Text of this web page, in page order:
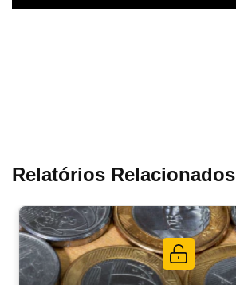
Relatórios Relacionados